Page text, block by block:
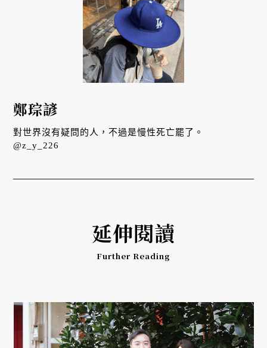
鄭琮諺
對世界沒有疑問的人，不過是慢性死亡罷了。
@z_y_226
延伸閱讀
Further Reading